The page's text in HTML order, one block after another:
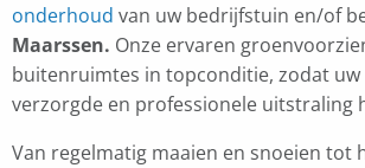
onderhoud van uw bedrijfstuin en/of
Maarssen. Onze ervaren
buitenruimtes in topconditie, zodat
verzorgde en professionele uitstraling
Van regelmatig maaien en snoeien tot